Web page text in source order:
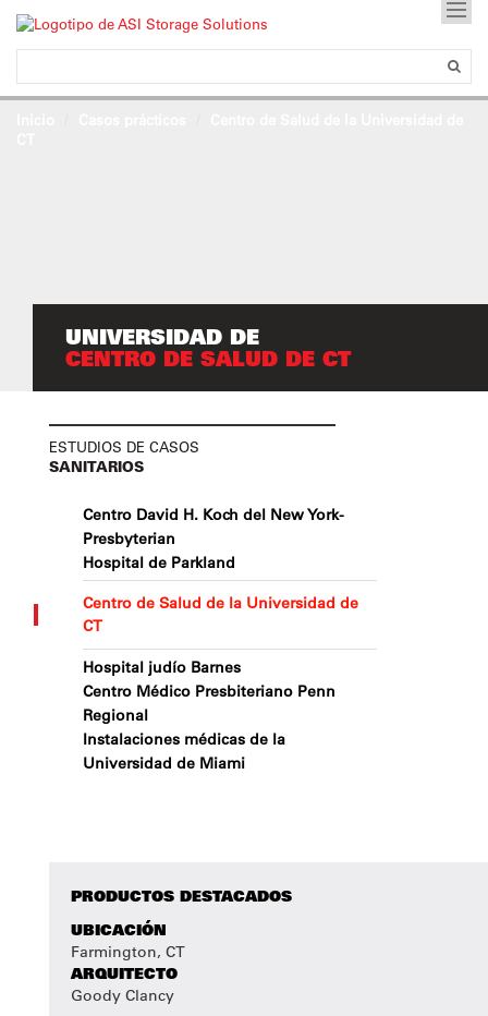
UNIVERSIDAD DE
CENTRO DE SALUD DE CT
ESTUDIOS DE CASOS
SANITARIOS
Centro David H. Koch del New York-
Presbyterian
Hospital de Parkland
Centro de Salud de la Universidad de
CT
Hospital judío Barnes
Centro Médico Presbiteriano Penn
Regional
Instalaciones médicas de la
Universidad de Miami
PRODUCTOS DESTACADOS
UBICACIÓN
Farmington, CT
ARQUITECTO
Goody Clancy